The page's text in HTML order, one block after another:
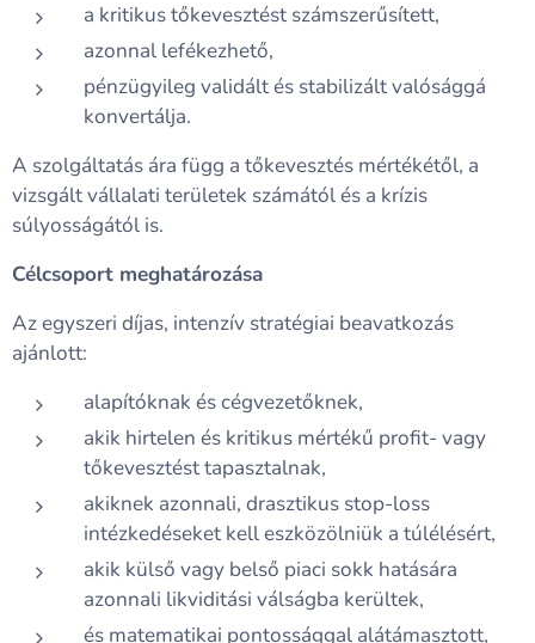
a kritikus tőkevesztést számszerűsített,
azonnal lefékezhető,
pénzügyileg validált és stabilizált valósággá
konvertálja.
A szolgáltatás ára függ a tőkevesztés mértékétől, a
vizsgált vállalati területek számától és a krízis
súlyosságától is.
Célcsoport meghatározása
Az egyszeri díjas, intenzív stratégiai beavatkozás
ajánlott:
alapítóknak és cégvezetőknek,
akik hirtelen és kritikus mértékű profit- vagy
tőkevesztést tapasztalnak,
akiknek azonnali, drasztikus stop-loss
intézkedéseket kell eszközölniük a túlélésért,
akik külső vagy belső piaci sokk hatására
azonnali likviditási válságba kerültek,
és matematikai pontossággal alátámasztott,